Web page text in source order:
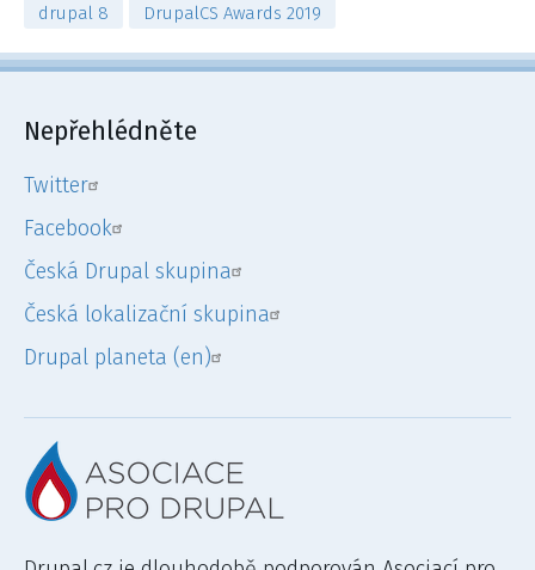
drupal 8 DrupalCS Awards 2019
Nepřehlédněte
Twitter
Facebook
Česká Drupal skupina
Česká lokalizační skupina
Drupal planeta (en)